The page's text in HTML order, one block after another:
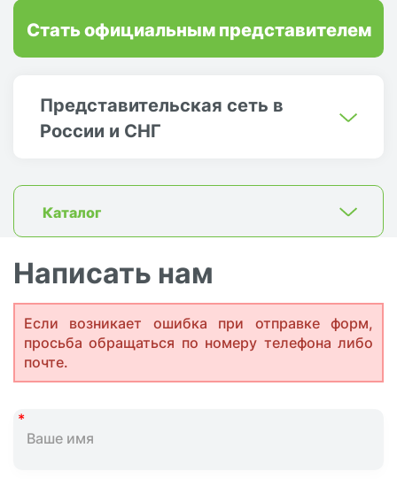
Представительская сеть в
России и СНГ
Стать официальным представителем
Каталог
Написать нам
Если возникает ошибка при отправке форм,
просьба обращаться по номеру телефона либо
почте.